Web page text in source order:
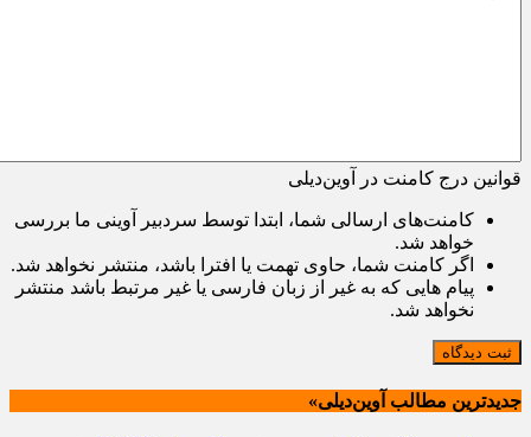
قوانین درج کامنت در آوین‌دیلی
کامنت‌های ارسالی شما، ابتدا توسط سردبیر آوینی ما بررسی
خواهد شد.
اگر کامنت شما، حاوی تهمت یا افترا باشد، منتشر نخواهد شد.
پیام هایی که به غیر از زبان فارسی یا غیر مرتبط باشد منتشر
نخواهد شد.
ثبت دیدگاه
جدیدترین مطالب آوین‌دیلی»